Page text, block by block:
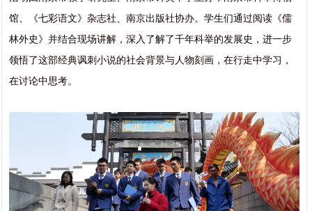
馆、《七彩语文》杂志社、南京出版社协办。学生们通过阅读《儒
林外史》并结合现场讲解，深入了解了千年科举的发展史，进一步
领悟了这部经典讽刺小说的社会背景与人物刻画，在行走中学习，
在讨论中思考。